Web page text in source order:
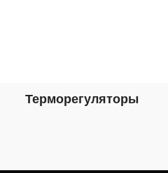
Терморегуляторы